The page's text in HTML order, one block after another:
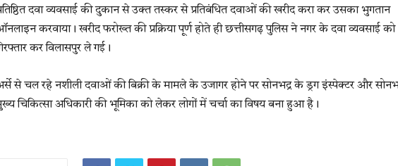
दवा व्यवसाई की दुकान से उक्त तस्कर से प्रतिबंधित दवाओं की खरीद करा कर उसका भुगतान
करवाया। खरीद फरोख्त की प्रक्रिया पूर्ण होते ही छत्तीसगढ़ पुलिस ने नगर के दवा व्यवसाई को
कर विलासपुर ले गई।
से चल रहे नशीली दवाओं की बिक्री के मामले के उजागर होने पर सोनभद्र के ड्रग इंस्पेक्टर और
चिकित्सा अधिकारी की भूमिका को लेकर लोगों में चर्चा का विषय बना हुआ है।